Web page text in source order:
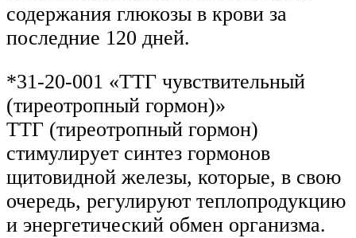
содержания глюкозы в крови за
последние 120 дней.
*31-20-001 «ТТГ чувствительный
(тиреотропный гормон)»
ТТГ (тиреотропный гормон)
стимулирует синтез гормонов
щитовидной железы, которые, в свою
очередь, регулируют теплопродукцию
и энергетический обмен организма.